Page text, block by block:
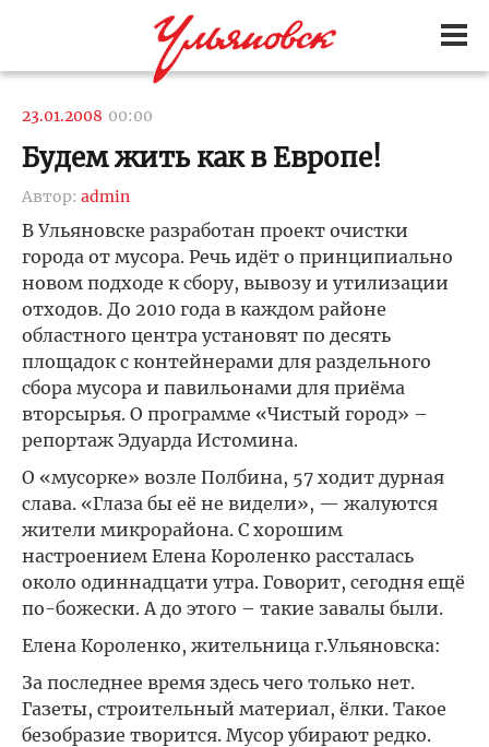
23.01.2008 00:00
Будем жить как в Европе!
Автор: admin
В Ульяновске разработан проект очистки
города от мусора. Речь идёт о принципиально
новом подходе к сбору, вывозу и утилизации
отходов. До 2010 года в каждом районе
областного центра установят по десять
площадок с контейнерами для раздельного
сбора мусора и павильонами для приёма
вторсырья. О программе «Чистый город» –
репортаж Эдуарда Истомина.
О «мусорке» возле Полбина, 57 ходит дурная
слава. «Глаза бы её не видели», — жалуются
жители микрорайона. С хорошим
настроением Елена Короленко рассталась
около одиннадцати утра. Говорит, сегодня ещё
по-божески. А до этого – такие завалы были.
Елена Короленко, жительница г.Ульяновска:
За последнее время здесь чего только нет.
Газеты, строительный материал, ёлки. Такое
безобразие творится. Мусор убирают редко.